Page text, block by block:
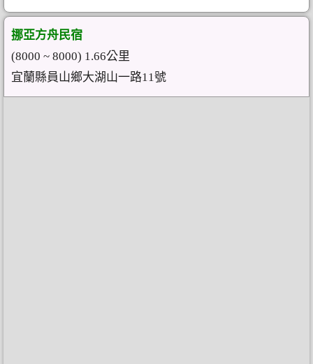
挪亞方舟民宿
(8000 ~ 8000) 1.66公里
宜蘭縣員山鄉大湖山一路11號